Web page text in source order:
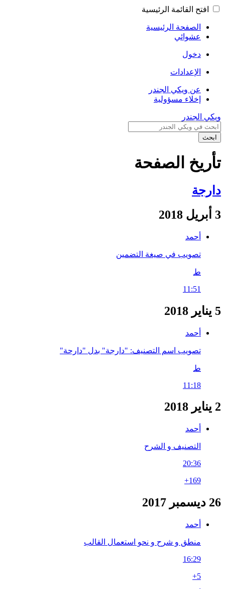
افتح القائمة الرئيسية
الصفحة الرئيسية
عشوائي
دخول
الإعدادات
عن ويكي الجندر
إخلاء مسؤولية
ويكي الجندر
ابحث
تأريخ الصفحة
دارجة
3 أبريل 2018
أحمد
تصويب في صيغة التضمين
ط
11:51
5 يناير 2018
أحمد
تصويب اسم التصنيف: "دارجة" بدل "دارحة"
ط
11:18
2 يناير 2018
أحمد
التصنيف و الشرح
20:36
+169
26 ديسمبر 2017
أحمد
منطق و شرح و نحو استعمال القالب
16:29
+5